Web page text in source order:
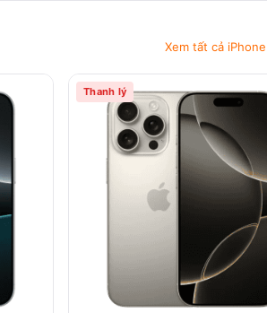
Xem tất cả
Thanh lý